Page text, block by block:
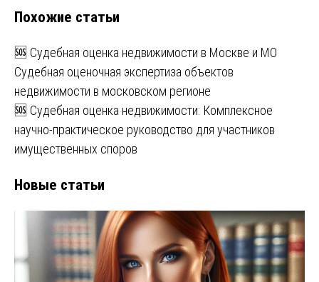
Похожие статьи
🆘 Судебная оценка недвижимости в Москве и МО
Судебная оценочная экспертиза объектов
недвижимости в московском регионе
🆘 Судебная оценка недвижимости: Комплексное
научно-практическое руководство для участников
имущественных споров
Новые статьи